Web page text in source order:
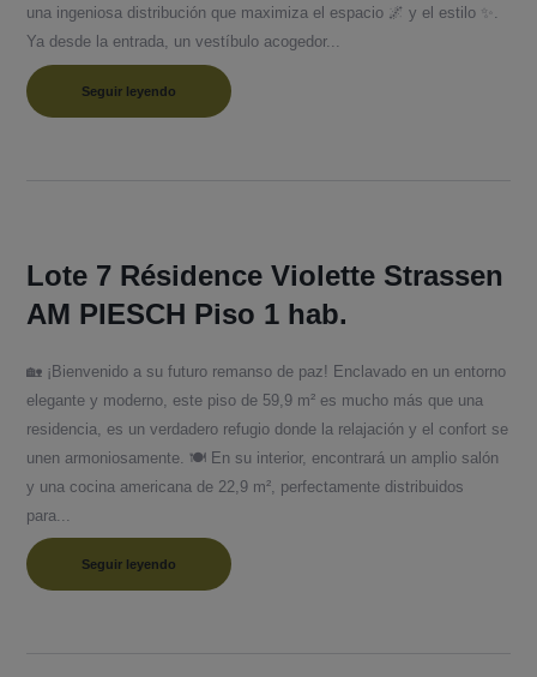
una ingeniosa distribución que maximiza el espacio 🌌 y el estilo ✨.
Ya desde la entrada, un vestíbulo acogedor...
Seguir leyendo
Lote 7 Résidence Violette Strassen
AM PIESCH Piso 1 hab.
🏡 ¡Bienvenido a su futuro remanso de paz! Enclavado en un entorno
elegante y moderno, este piso de 59,9 m² es mucho más que una
residencia, es un verdadero refugio donde la relajación y el confort se
unen armoniosamente. 🍽️ En su interior, encontrará un amplio salón
y una cocina americana de 22,9 m², perfectamente distribuidos
para...
Seguir leyendo